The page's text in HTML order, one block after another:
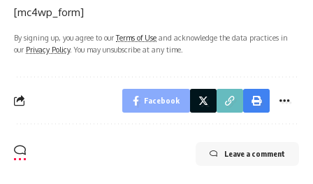
[mc4wp_form]
By signing up, you agree to ourTerms of Use and acknowledge the data practices in
our Privacy Policy. You may unsubscribe at any time.
Facebook
Leave a comment